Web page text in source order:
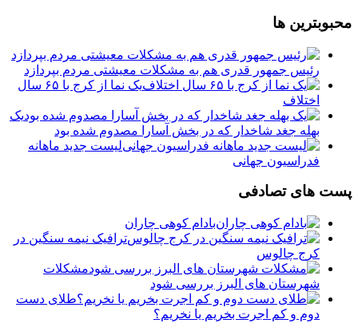
محبوبترین ها
رئیس جمهور قدری هم به مشکلات معیشتی مردم بپردازد
یک نما از کرج با ۶۵ سال
اختلاف
یک
بهله جغد شاخدار که در بخش آسارا مصدوم شده بود
لیست جدید ماهانه
فدراسیون جهانی
پست های تصادفی
بادام کوهی چاران
ترافیک نیمه سنگین در
کرج چالوس
مشکلات
شهرستان های البرز بررسی شود
طلای دست
دوم و کم اجرت بخریم یا نخریم؟